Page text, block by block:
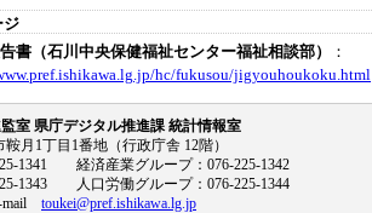
ジ
書（石川中央保健福祉センター福祉相談部）
：
hc/fukusou/jigyouhoukoku.html
室 県庁デジタル推進課 統計情報室
月1丁目1番地（行政庁舎 12階）
1341 経済産業グループ：076-225-1342
1343 人口労働グループ：076-225-1344
toukei@pref.ishikawa.lg.jp